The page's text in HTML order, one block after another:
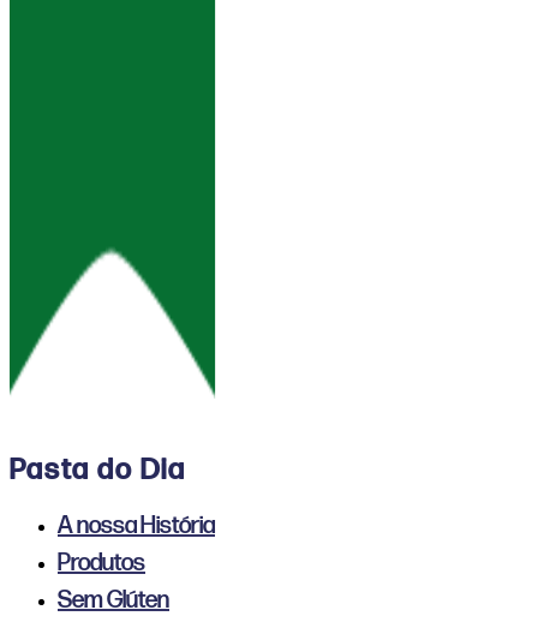
Pasta do Dia
A nossa História
Produtos
Sem Glúten